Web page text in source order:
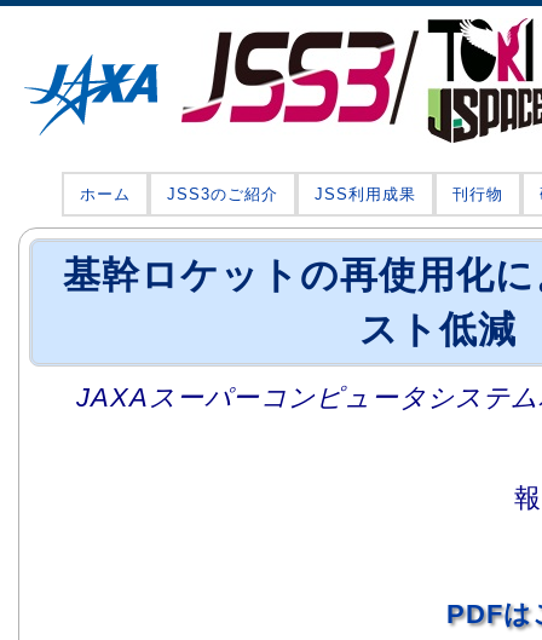
ホーム JSS3のご紹介 JSS利用成果 刊行物
基幹ロケットの再使用化
スト低減
JAXAスーパーコンピュータシステ
PDFは